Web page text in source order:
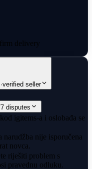
delivery
·verified seller
disputes
igitems-a i oslobađa se
narudžba nije isporučena
novca.
riješiti problem s
pravednu odluku.